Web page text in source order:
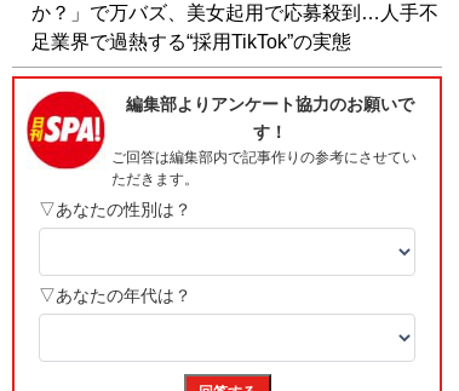
か？」で万バズ、美女起用で応募殺到…人手不
足業界で過熱する“採用TikTok”の実態